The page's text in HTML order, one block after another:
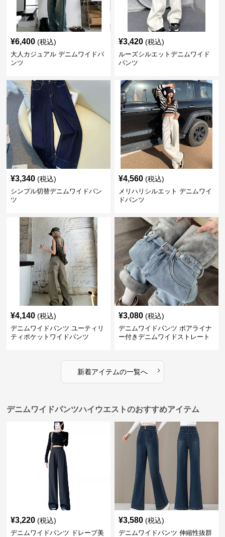
¥6,400 (税込)
大人カジュアル デニムワイドパ
ンツ
¥3,420 (税込)
ルーズシルエットデニムワイド
パンツ
¥3,340 (税込)
シンプル切替デニムワイドパン
ツ
¥4,560 (税込)
メリハリシルエット デニムワイ
ドパンツ
¥4,140 (税込)
デニムワイドパンツ ユーティリ
ティポケットワイドパンツ
¥3,080 (税込)
デニムワイドパンツ ボアライナ
ー付きデニムワイドストレート
新着アイテムの一覧へ ›
デニムワイドパンツハイウエストのおすすめアイテム
¥3,220 (税込)
デニムワイドパンツ ドレープ美
¥3,580 (税込)
デニムワイドパンツ 伸縮性抜群